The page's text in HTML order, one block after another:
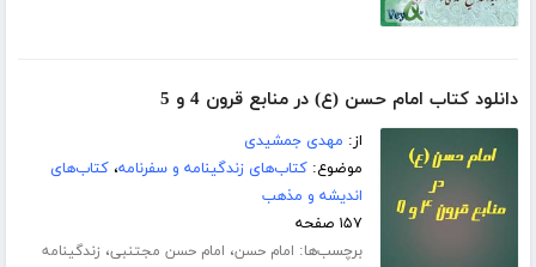
دانلود کتاب امام حسن (ع) در منابع قرون 4 و 5
از: مهدی جمشیدی
موضوع:کتاب‌های زندگینامه و سفرنامه،کتاب‌های
اندیشه و مذهب
۱۵۷ صفحه
برچسب‌ها: امام حسن، امام حسن مجتنبی، زندگینامه